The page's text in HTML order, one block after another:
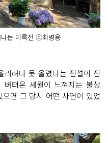
는 미륵전 ⓒ최병용
리려다 못 올렸다는 전설이 전
텨온 세월이 느껴지는 불상
면 그 당시 어떤 사연이 있었